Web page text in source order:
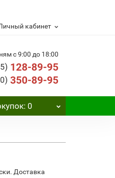
кабинет
с 9:00 до 18:00
128-89-95
350-89-95
: 0
Доставка